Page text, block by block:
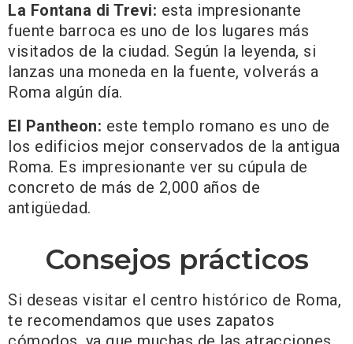
La Fontana di Trevi: esta impresionante
fuente barroca es uno de los lugares más
visitados de la ciudad. Según la leyenda, si
lanzas una moneda en la fuente, volverás a
Roma algún día.
El Pantheon: este templo romano es uno de
los edificios mejor conservados de la antigua
Roma. Es impresionante ver su cúpula de
concreto de más de 2,000 años de
antigüedad.
Consejos prácticos
Si deseas visitar el centro histórico de Roma,
te recomendamos que uses zapatos